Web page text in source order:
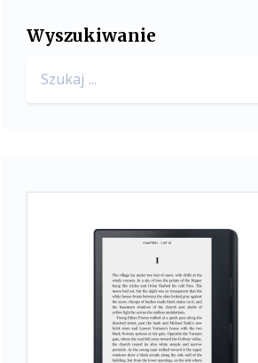
Wyszukiwanie
for: